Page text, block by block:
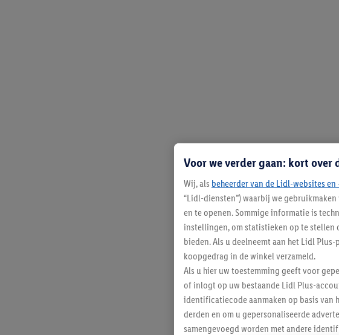
Voor we verder gaan: kort over
Wij, als beheerder van de Lidl-websites en
“Lidl-diensten”) waarbij we
en te openen. Sommige informatie is
instellingen, om statistieken op te stellen
bieden. Als u deelneemt aan het Lidl
koopgedrag in de winkel verzameld.
Als u hier uw toestemming geeft voor
of inlogt op uw bestaande Lidl Plus-
identificatiecode aanmaken op basis van
derden en om u gepersonaliseerde
samengevoegd worden met andere